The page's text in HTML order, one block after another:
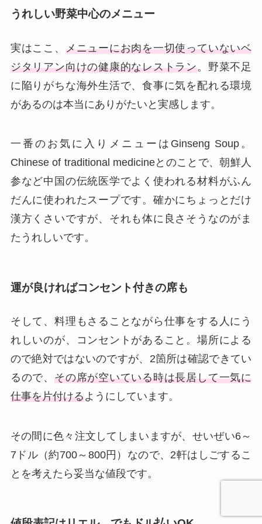
うれしい野菜中心のメニュー
実はここ、 メニューにお肉を一切使っていないベ
ジタリアン向けの健康的なレストラン。野菜不足
に陥りがちな海外生活で、食事に気を配れる環境
があるのは本当にありがたいと実感します。
一番のお気に入りメニューはGinseng Soup。
Chinese of traditional medicineとのことで、朝鮮人
参など中国の伝統医学でよく使われる材料がふん
だんに使われたスープです。確かにちょっとだけ
漢方くさいですが、それも体に良さそうなのがま
たうれしいです。
運が良ければコンセント付きの席も
そして、料理もさることながら仕事をする人にう
れしいのが、コンセントがあること。場所による
ので絶対ではないのですが、2箇所は確認できてい
るので、 その席が空いている時は長居して一気に
仕事を片付けるようにしています。
その間に色々注文してしまいますが、せいぜい6～
7ドル（約700～800円）なので、2軒はしごするこ
とを考えたら妥当な値段です。